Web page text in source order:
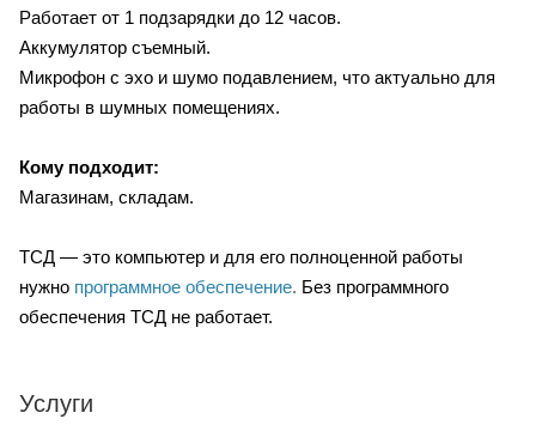
Работает от 1 подзарядки до 12 часов.
Аккумулятор съемный.
Микрофон с эхо и шумо подавлением, что актуально для
работы в шумных помещениях.
Кому подходит:
Магазинам, складам.
ТСД — это компьютер и для его полноценной работы
нужно программное обеспечение. Без программного
обеспечения ТСД не работает.
Услуги